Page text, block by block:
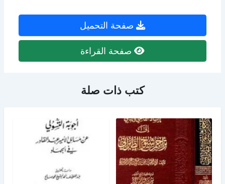
صفحة التحميل
صفحة القراءة
كتب ذات صلة